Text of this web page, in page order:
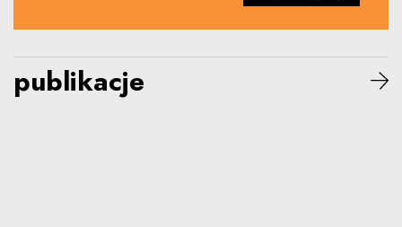
publikacje